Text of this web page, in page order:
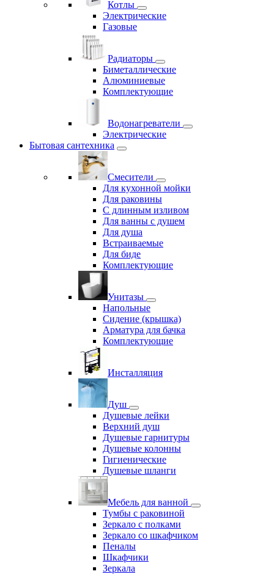
Котлы
Электрические
Газовые
Радиаторы
Биметаллические
Алюминиевые
Комплектующие
Водонагреватели
Электрические
Бытовая сантехника
Смесители
Для кухонной мойки
Для раковины
С длинным изливом
Для ванны с душем
Для душа
Встраиваемые
Для биде
Комплектующие
Унитазы
Напольные
Сидение (крышка)
Арматура для бачка
Комплектующие
Инсталляция
Душ
Душевые лейки
Верхний душ
Душевые гарнитуры
Душевые колонны
Гигиенические
Душевые шланги
Мебель для ванной
Тумбы с раковиной
Зеркало с полками
Зеркало со шкафчиком
Пеналы
Шкафчики
Зеркала